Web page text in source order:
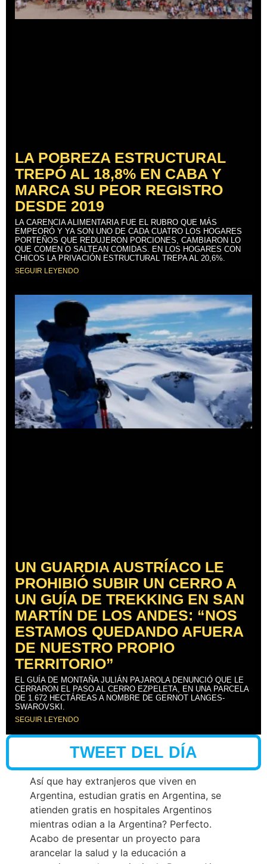
LA POBREZA ESTRUCTURAL
TREPÓ AL 18,8% EN CABA Y
MARCA SU PEOR REGISTRO
DESDE 2019
LA CARENCIA ALIMENTARIA FUE EL RUBRO QUE MÁS
EMPEORÓ Y YA SON UNO DE CADA CUATRO LOS HOGARES
PORTEÑOS QUE REDUJERON PORCIONES, CAMBIARON LO
QUE COMEN O SALTEAN COMIDAS. EN LOS HOGARES CON
CHICOS LA PRIVACIÓN ESTRUCTURAL TREPA AL 20,6%.
SEGUIR LEYENDO
UN GUARDIA AUSTRÍACO LE
PROHIBIÓ SUBIR UN CERRO A
UN GUÍA DE TREKKING EN SAN
MARTÍN DE LOS ANDES: “NOS
ESTAMOS QUEDANDO AFUERA
DE NUESTRO PROPIO
TERRITORIO”
EL GUÍA DE MONTAÑA JULIÁN PAJAROLA DENUNCIÓ QUE LE
CERRARON EL PASO AL CERRO EZPELETA, EN UNA PARCELA
DE 1.672 HECTÁREAS A NOMBRE DE GERNOT LANGES-
SWAROVSKI.
SEGUIR LEYENDO
TWEET DEL DÍA
Así que hay extranjeros que viven en
Argentina, estudian gratis en Argentina, se
atienden gratis en hospitales Argentinos
mientras odian a la Argentina? Perfecto.
Acabo de presentar un proyecto para
arancelar la salud y la educación a